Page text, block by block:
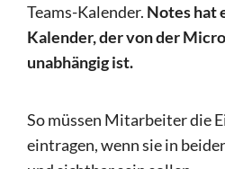
Teams-Kalender. Notes hat
Kalender, der von der
unabhängig ist.
So müssen Mitarbeiter die
eintragen, wenn sie in